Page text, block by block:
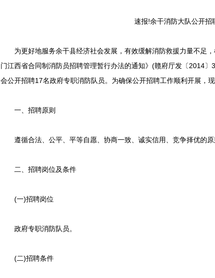
速报!余干消防大队公开招
为更好地服务余干县经济社会发展，有效缓解消防救援力量不足
门江西省合同制消防员招聘管理暂行办法的通知》(赣府厅发〔2014
会公开招聘17名政府专职消防队员。为确保公开招聘工作顺利开展，
一、招聘原则
遵循合法、公平、平等自愿、协商一致、诚实信用、竞争择优的原
二、招聘岗位及条件
(一)招聘岗位
政府专职消防队员。
(二)招聘条件